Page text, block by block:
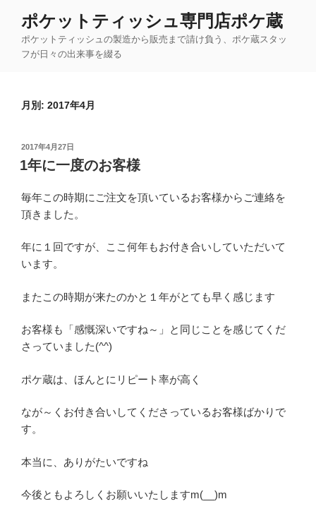
ポケットティッシュ専門店ポケ蔵
ポケットティッシュの製造から販売まで請け負う、ポケ蔵スタッ
フが日々の出来事を綴る
月別: 2017年4月
投
稿
日:
2017年4月27日
1年に一度のお客様
毎年この時期にご注文を頂いているお客様からご連絡を
頂きました。
年に１回ですが、ここ何年もお付き合いしていただいて
います。
またこの時期が来たのかと１年がとても早く感じます
お客様も「感慨深いですね～」と同じことを感じてくだ
さっていました(^^)
ポケ蔵は、ほんとにリピート率が高く
なが～くお付き合いしてくださっているお客様ばかりで
す。
本当に、ありがたいですね
今後ともよろしくお願いいたしますm(__)m